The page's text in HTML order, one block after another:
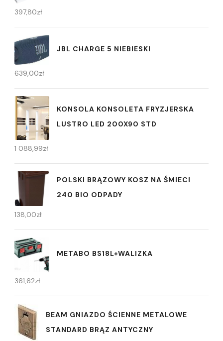
397,80zł
JBL CHARGE 5 NIEBIESKI
639,00zł
KONSOLA KONSOLETA FRYZJERSKA
LUSTRO LED 200X90 STD
1 088,99zł
POLSKI BRĄZOWY KOSZ NA ŚMIECI
240 BIO ODPADY
138,00zł
METABO BS18L+WALIZKA
361,62zł
BEAM GNIAZDO ŚCIENNE METALOWE
STANDARD BRĄZ ANTYCZNY